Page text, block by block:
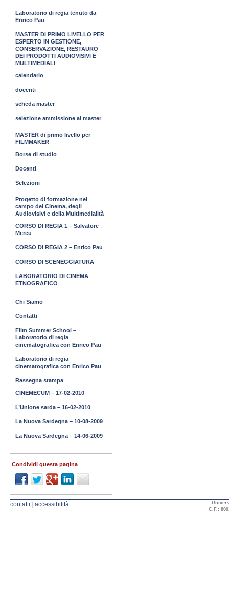
Laboratorio di regia tenuto da
Enrico Pau
MASTER DI PRIMO LIVELLO PER
ESPERTO IN GESTIONE,
CONSERVAZIONE, RESTAURO
DEI PRODOTTI AUDIOVISIVI E
MULTIMEDIALI
calendario
docenti
scheda master
selezione ammissione al master
MASTER di primo livello per
FILMMAKER
Borse di studio
Docenti
Selezioni
Progetto di formazione nel
campo del Cinema, degli
Audiovisivi e della Multimedialità
CORSO DI REGIA 1 – Salvatore
Mereu
CORSO DI REGIA 2 – Enrico Pau
CORSO DI SCENEGGIATURA
LABORATORIO DI CINEMA
ETNOGRAFICO
Chi Siamo
Contatti
Film Summer School –
Laboratorio di regia
cinematografica con Enrico Pau
Laboratorio di regia
cinematografica con Enrico Pau
Rassegna stampa
CINEMECUM – 17-02-2010
L’Unione sarda – 16-02-2010
La Nuova Sardegna – 10-08-2009
La Nuova Sardegna – 14-06-2009
Condividi questa pagina
contatti | accessibilità
C.F.: